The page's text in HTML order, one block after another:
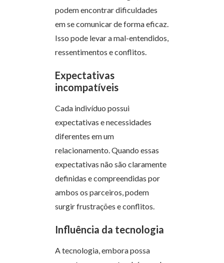
podem encontrar dificuldades
em se comunicar de forma eficaz.
Isso pode levar a mal-entendidos,
ressentimentos e conflitos.
Expectativas
incompatíveis
Cada indivíduo possui
expectativas e necessidades
diferentes em um
relacionamento. Quando essas
expectativas não são claramente
definidas e compreendidas por
ambos os parceiros, podem
surgir frustrações e conflitos.
Influência da tecnologia
A tecnologia, embora possa